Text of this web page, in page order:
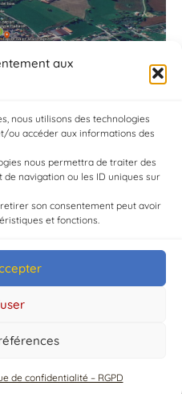
aux
nous utilisons des technologies
ou accéder aux informations des
nous permettra de traiter des
navigation ou les ID uniques sur
son consentement peut avoir
et fonctions.
de confidentialité – RGPD
| Tous droits réservés.
WEB3-DESIGN